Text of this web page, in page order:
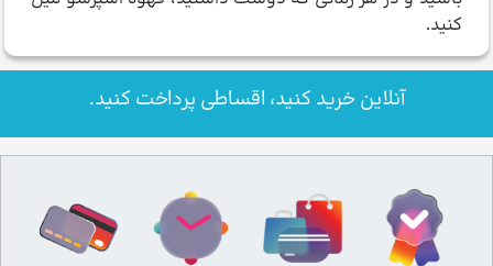
کنید.
آنلاین خرید کنید، اقساطی پرداخت کنید.